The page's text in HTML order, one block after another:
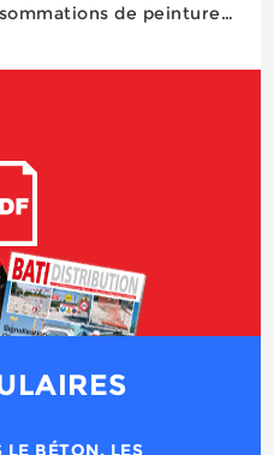
de peinture
de peinture sur
LE BÉTON, LES